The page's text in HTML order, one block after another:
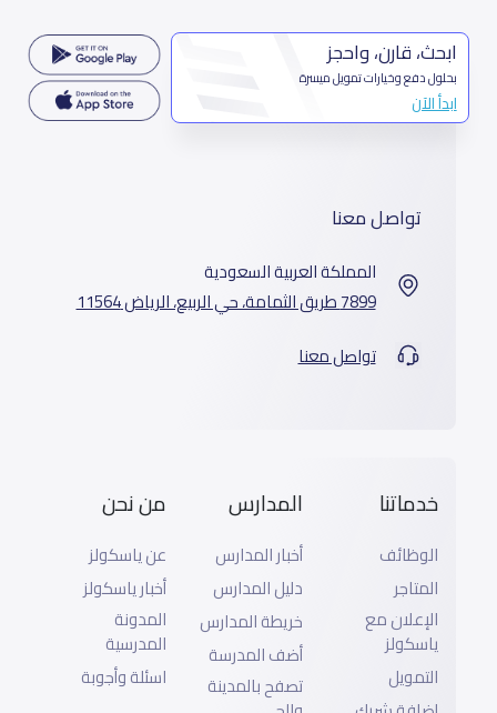
ابحث، قارن، واحجز
بحلول دفع وخيارات تمويل ميسرة
ابدأ الآن
تواصل معنا
المملكة العربية السعودية
7899 طريق الثمامة، حي الربيع، الرياض 11564
تواصل معنا
خدماتنا
الوظائف
المتاجر
الإعلان مع
ياسكولز
التمويل
المدارس
أخبار المدارس
دليل المدارس
خريطة المدارس
أضف المدرسة
تصفح بالمدينة
من نحن
عن ياسكولز
أخبار ياسكولز
المدونة
المدرسية
اسئلة وأجوبة